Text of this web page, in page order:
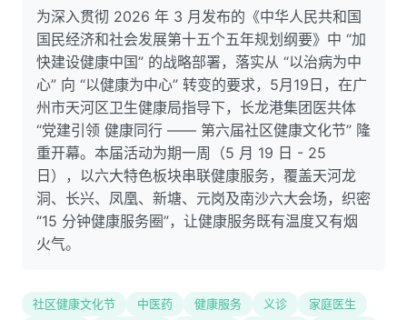
为深入贯彻 2026 年 3 月发布的《中华人民共和国
国民经济和社会发展第十五个五年规划纲要》中 “加
快建设健康中国” 的战略部署，落实从 “以治病为中
心” 向 “以健康为中心” 转变的要求，5月19日，在广
州市天河区卫生健康局指导下，长龙港集团医共体
“党建引领 健康同行 —— 第六届社区健康文化节” 隆
重开幕。本届活动为期一周（5 月 19 日 - 25
日），以六大特色板块串联健康服务，覆盖天河龙
洞、长兴、凤凰、新塘、元岗及南沙六大会场，织密
“15 分钟健康服务圈”，让健康服务既有温度又有烟
火气。
社区健康文化节 中医药 健康服务 义诊
家庭医生